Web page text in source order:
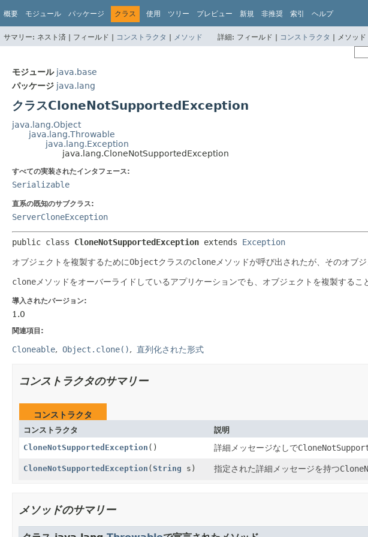
概要 モジュール パッケージ クラス 使用 ツリー プレビュー 新規 非推奨 索引 ヘルプ
サマリー: ネスト済 | フィールド | コンストラクタ | メソッド 詳細: フィールド | コンストラクタ | メソッド
モジュール java.base
パッケージ java.lang
クラスCloneNotSupportedException
java.lang.Object
java.lang.Throwable
java.lang.Exception
java.lang.CloneNotSupportedException
すべての実装されたインタフェース:
Serializable
直系の既知のサブクラス:
ServerCloneException
public class CloneNotSupportedException extends Exception
オブジェクトを複製するためにObjectクラスのclone メソッドが呼び出されたが、そのオブ
clone メソッドをオーバーライドしているアプリケーションでも、オブジェクトを複製する
導入されたバージョン:
1.0
関連項目:
Cloneable Object.clone() 直列化された形式
コンストラクタのサマリー
コンストラクタ
コンストラクタ
説明
CloneNotSupportedException () 詳細メッセージなしで
CloneNotSupportedException (String s) 指定された詳細メッセージを持つ
メソッドのサマリー